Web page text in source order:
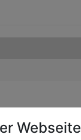
Webseite